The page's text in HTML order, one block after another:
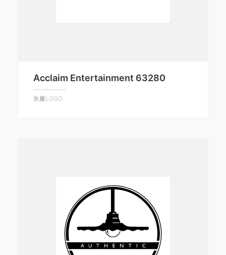
Acclaim Entertainment 63280
矢量LOGO